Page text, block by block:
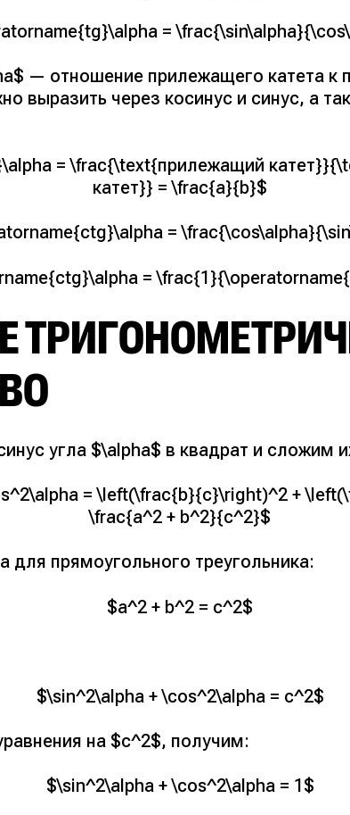
=
— отношение прилежащего катета
выразить через косинус и синус, а
= \frac{\text{прилежащий
катет}} = \frac{a}{b}$
=
=
угла $\alpha$ в квадрат и сложим
= \left(\frac{b}{c}\right)^2 +
\frac{a^2 + b^2}{c^2}$
прямоугольного треугольника:
$a^2 + b^2 = c^2$
$\sin^2\alpha + \cos^2\alpha = c^2$
на $c^2$, получим:
$\sin^2\alpha + \cos^2\alpha = 1$